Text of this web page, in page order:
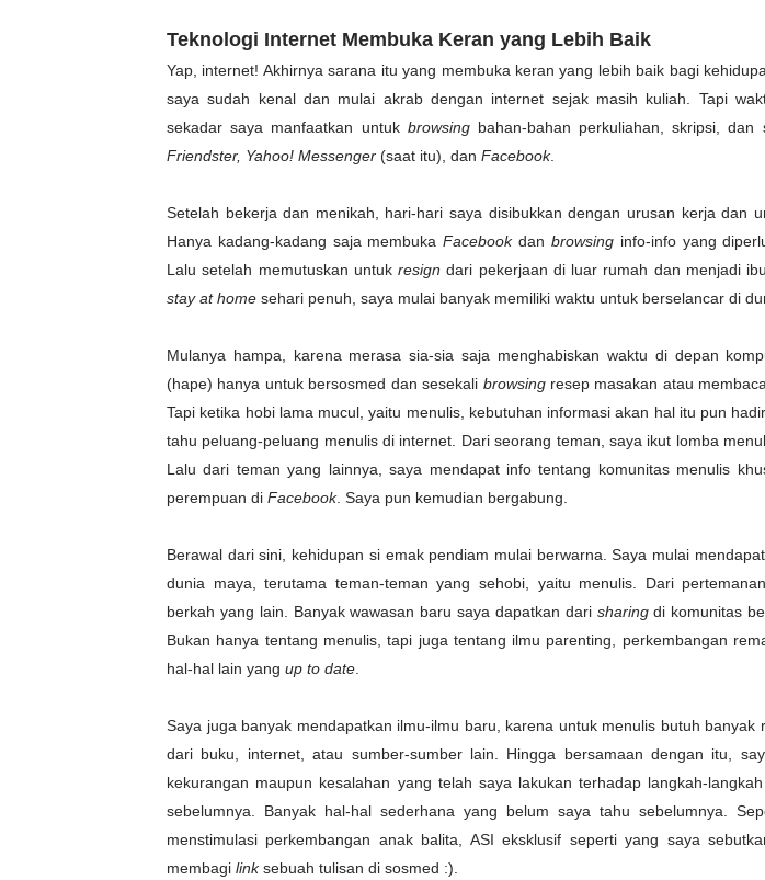
Teknologi Internet Membuka Keran yang Lebih Baik
Yap, internet! Akhirnya sarana itu yang membuka keran yang lebih baik bagi
saya sudah kenal dan mulai akrab dengan internet sejak masih kuliah. Tapi
sekadar saya manfaatkan untuk browsing bahan-bahan perkuliahan, skripsi, dan
Friendster, Yahoo! Messenger (saat itu), dan Facebook.
Setelah bekerja dan menikah, hari-hari saya disibukkan dengan urusan kerja dan
Hanya kadang-kadang saja membukaFacebookdan browsing info-info yang
Lalu setelah memutuskan untukresigndari pekerjaan di luar rumah dan menjadi
stay at home sehari penuh, saya mulai banyak memiliki waktu untuk berselancar di
Mulanya hampa, karena merasa sia-sia saja menghabiskan waktu di depan
(hape) hanya untuk bersosmed dan sesekali browsing resep masakan atau
Tapi ketika hobi lama mucul, yaitu menulis, kebutuhan informasi akan hal itu pun
tahu peluang-peluang menulis di internet. Dari seorang teman, saya ikut lomba
Lalu dari teman yang lainnya, saya mendapat info tentang komunitas menulis
perempuan di Facebook. Saya pun kemudian bergabung.
Berawal dari sini, kehidupan si emak pendiam mulai berwarna. Saya mulai
dunia maya, terutama teman-teman yang sehobi, yaitu menulis. Dari
berkah yang lain. Banyak wawasan baru saya dapatkan dari sharingdi komunitas
Bukan hanya tentang menulis, tapi juga tentang ilmu parenting, perkembangan
hal-hal lain yang up to date
Saya juga banyak mendapatkan ilmu-ilmu baru, karena untuk menulis butuh banyak
dari buku, internet, atau sumber-sumber lain. Hingga bersamaan dengan itu,
kekurangan maupun kesalahan yang telah saya lakukan terhadap langkah-
sebelumnya. Banyak hal-hal sederhana yang belum saya tahu sebelumnya.
menstimulasi perkembangan anak balita, ASI eksklusif seperti yang saya
membagi linksebuah tulisan di sosmed :).